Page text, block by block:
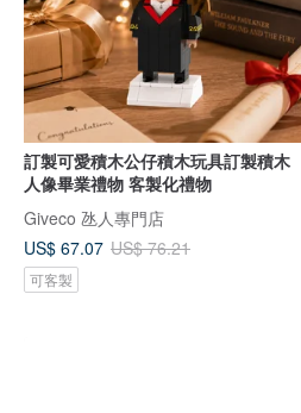
訂製可愛積木公仔積木玩具訂製積木
人像畢業禮物 客製化禮物
Giveco 氹人專門店
US$ 67.07 US$ 76.21
可客製